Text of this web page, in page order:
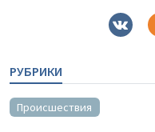
РУБРИКИ
Происшествия